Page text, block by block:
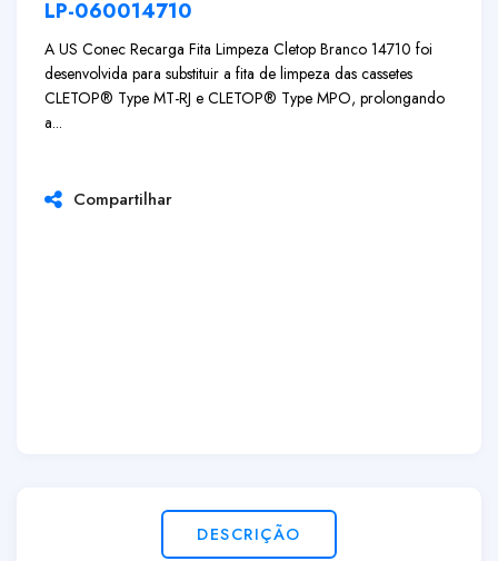
LP-060014710
A US Conec Recarga Fita Limpeza Cletop Branco 14710 foi
desenvolvida para substituir a fita de limpeza das cassetes
CLETOP® Type MT-RJ e CLETOP® Type MPO, prolongando
a...
Compartilhar
DESCRIÇÃO